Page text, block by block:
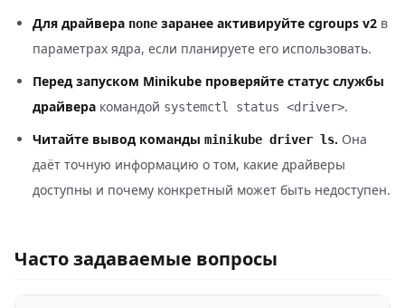
Для драйвера none заранее активируйте cgroups v2 в
параметрах ядра, если планируете его использовать.
Перед запуском Minikube проверяйте статус службы
драйвера командой systemctl status <driver>.
Читайте вывод команды minikube driver ls. Она
даёт точную информацию о том, какие драйверы
доступны и почему конкретный может быть недоступен.
Часто задаваемые вопросы